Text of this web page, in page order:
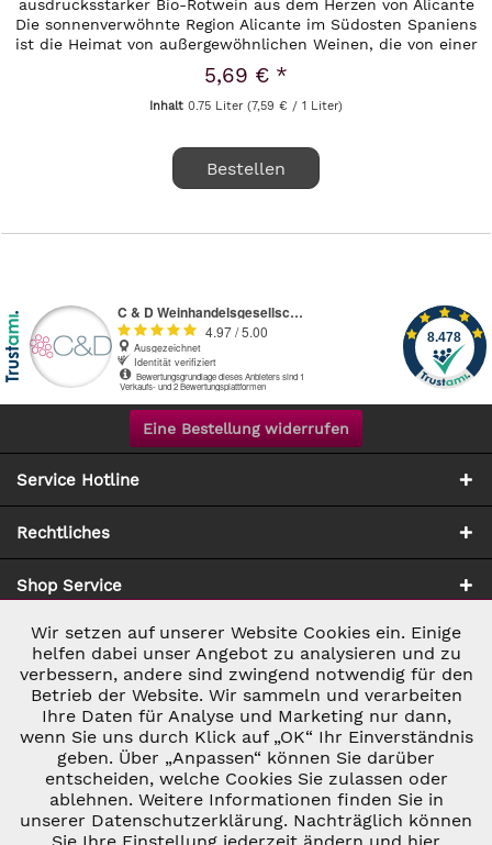
ausdrucksstarker Bio-Rotwein aus dem Herzen von Alicante
Die sonnenverwöhnte Region Alicante im Südosten Spaniens
ist die Heimat von außergewöhnlichen Weinen, die von einer
jahrhundertelangen...
5,69 € *
Inhalt0.75 Liter(7,59 € / 1 Liter)
Bestellen
Eine Bestellung widerrufen
Service Hotline
Rechtliches
Shop Service
Zahlung & Versand
* ALLE PREISE INKL. GESETZL. UMSATZSTEUER ZZGL.
VERSANDKOSTEN UND GGF. NACHNAHMEGEBÜHREN, WENN NICHT
ANDERS BESCHRIEBEN
Notwendig Aktiv
Marketing Inaktiv
Tracking Inaktiv
Personalisierung Inaktiv
Wir setzen auf unserer Website Cookies ein. Einige
helfen dabei unser Angebot zu analysieren und zu
verbessern, andere sind zwingend notwendig für den
Betrieb der Website. Wir sammeln und verarbeiten
Ihre Daten für Analyse und Marketing nur dann,
wenn Sie uns durch Klick auf „OK“ Ihr Einverständnis
geben. Über „Anpassen“ können Sie darüber
entscheiden, welche Cookies Sie zulassen oder
ablehnen. Weitere Informationen finden Sie in
unserer Datenschutzerklärung. Nachträglich können